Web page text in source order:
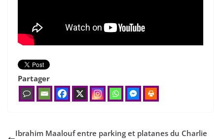
Partager
Ibrahim Maalouf entre parking et platanes du Charlie